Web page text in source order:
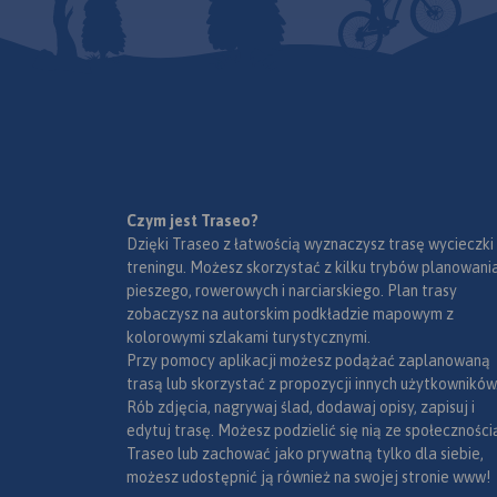
Czym jest Traseo?
Dzięki Traseo z łatwością wyznaczysz trasę wycieczki
treningu. Możesz skorzystać z kilku trybów
pieszego, rowerowych i narciarskiego. Plan trasy
zobaczysz na autorskim podkładzie mapowym z
kolorowymi szlakami turystycznymi.
Przy pomocy aplikacji możesz podążać zaplanowaną
trasą lub skorzystać z propozycji innych użytkowników.
Rób zdjęcia, nagrywaj ślad, dodawaj opisy, zapisuj i
edytuj trasę. Możesz podzielić się nią ze
Traseo lub zachować jako prywatną tylko dla siebie,
możesz udostępnić ją również na swojej stronie www!